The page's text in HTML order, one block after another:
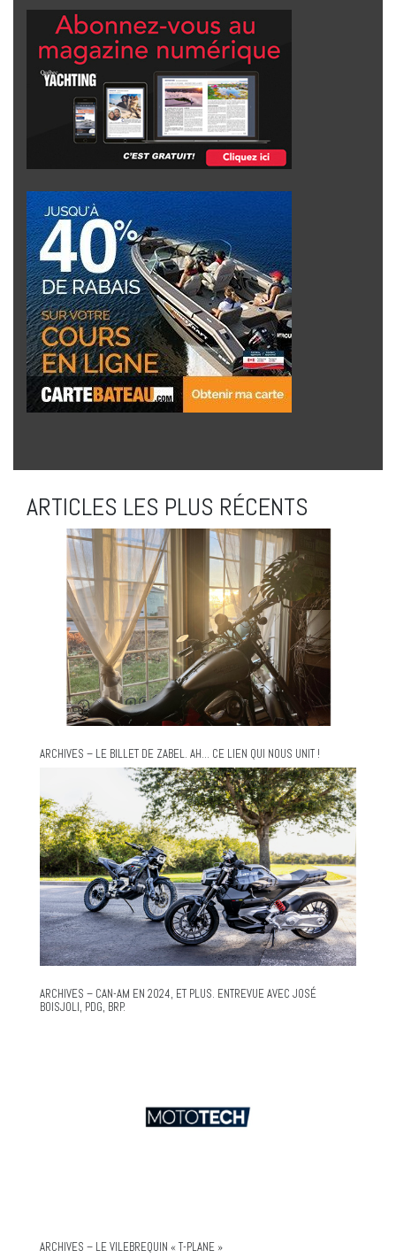
ARTICLES LES PLUS RÉCENTS
ARCHIVES – LE BILLET DE ZABEL. AH… CE LIEN QUI NOUS UNIT !
ARCHIVES – CAN-AM EN 2024, ET PLUS. ENTREVUE AVEC JOSÉ
BOISJOLI, PDG, BRP.
ARCHIVES – LE VILEBREQUIN « T-PLANE »